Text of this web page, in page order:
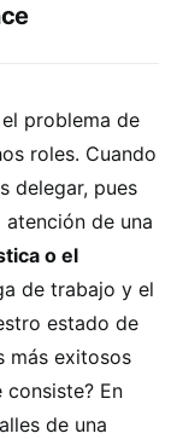
problema de
roles. Cuando
delegar, pues
de una
o el
de trabajo y el
estado de
más exitosos
consiste? En
de una